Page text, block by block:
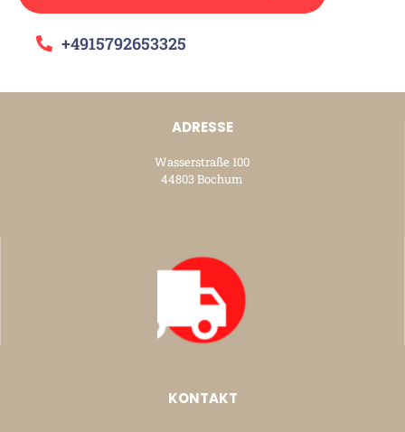
+4915792653325
ADRESSE
Wasserstraße 100
44803 Bochum
KONTAKT